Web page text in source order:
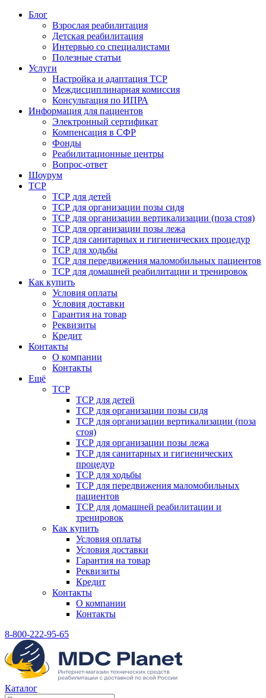
Блог
Взрослая реабилитация
Детская реабилитация
Интервью со специалистами
Полезные статьи
Услуги
Настройка и адаптация ТСР
Междисциплинарная комиссия
Консультация по ИПРА
Информация для пациентов
Электронный сертификат
Компенсация в СФР
Фонды
Реабилитационные центры
Вопрос-ответ
Шоурум
ТСР
ТСР для детей
ТСР для организации позы сидя
ТСР для организации вертикализации (поза стоя)
ТСР для организации позы лежа
ТСР для санитарных и гигиенических процедур
ТСР для ходьбы
ТСР для передвижения маломобильных пациентов
ТСР для домашней реабилитации и тренировок
Как купить
Условия оплаты
Условия доставки
Гарантия на товар
Реквизиты
Кредит
Контакты
О компании
Контакты
Ещё
ТСР
ТСР для детей
ТСР для организации позы сидя
ТСР для организации вертикализации (поза
стоя)
ТСР для организации позы лежа
ТСР для санитарных и гигиенических
процедур
ТСР для ходьбы
ТСР для передвижения маломобильных
пациентов
ТСР для домашней реабилитации и
тренировок
Как купить
Условия оплаты
Условия доставки
Гарантия на товар
Реквизиты
Кредит
Контакты
О компании
Контакты
8-800-222-95-65
Каталог